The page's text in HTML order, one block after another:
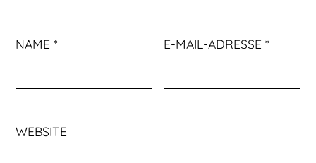
NAME* E-MAIL-ADRESSE*
WEBSITE